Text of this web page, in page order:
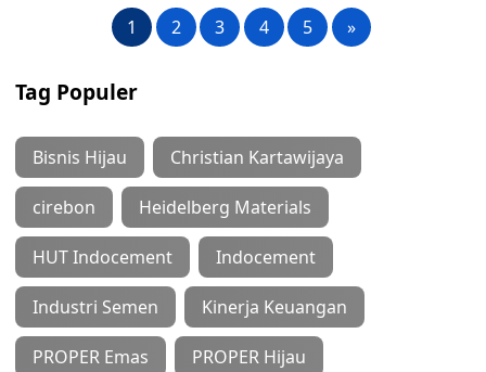
1 2 3 4 5 »
Tag Populer
Bisnis Hijau Christian Kartawijaya
cirebon Heidelberg Materials
HUT Indocement Indocement
Industri Semen Kinerja Keuangan
PROPER Emas PROPER Hijau